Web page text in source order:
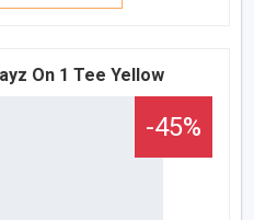
On 1 Tee Yellow
-45%